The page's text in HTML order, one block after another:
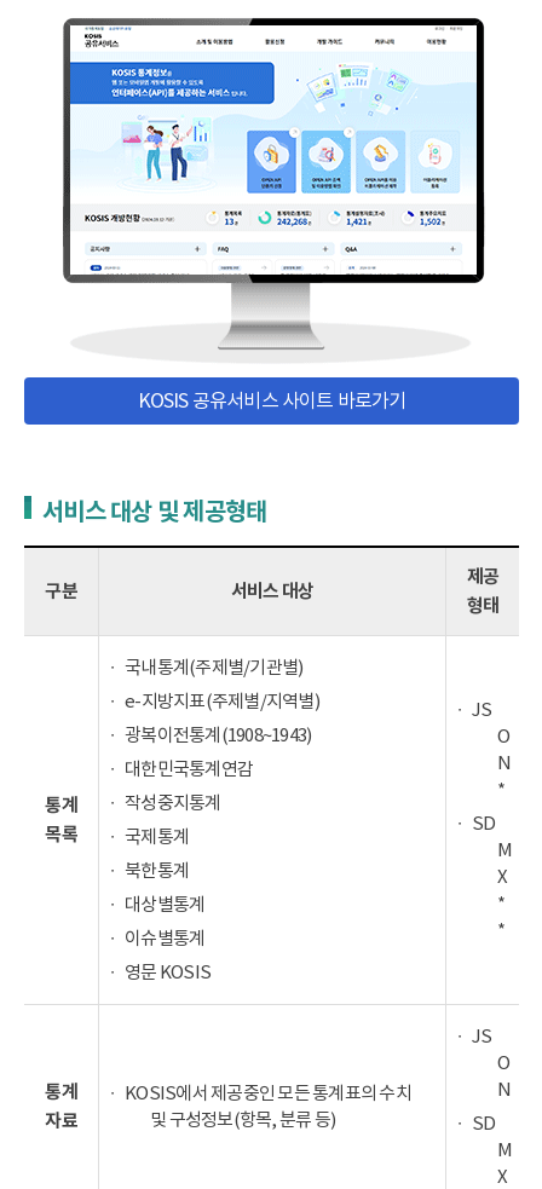
KOSIS 공유서비스 사이트 바로가기
서비스 대상 및 제공형태
구분 서비스 대상
제공
형태
통계
목록
국내통계(주제별/기관별)
e-지방지표(주제별/지역별)
광복이전통계(1908~1943)
대한민국통계연감
작성중지통계
국제통계
북한통계
대상별통계
이슈별통계
영문 KOSIS
JS
O
N
*
SD
M
X
*
*
통계
자료
KOSIS에서 제공중인 모든 통계표의 수치
및 구성정보(항목, 분류 등)
JS
O
N
SD
M
X